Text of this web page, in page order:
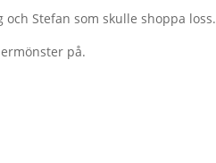
Stefan som skulle shoppa loss.
på.